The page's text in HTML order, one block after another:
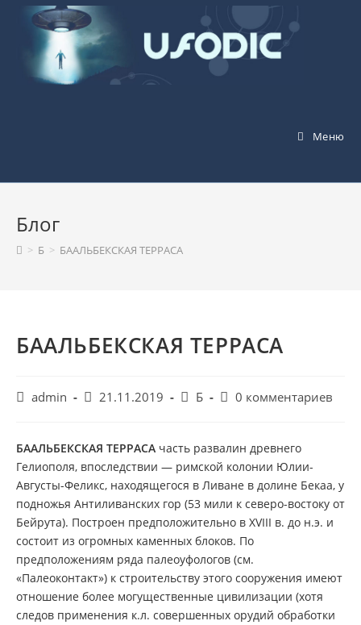
Перейти
содержимому
Меню
Блог
> Б > БААЛЬБЕКСКАЯ ТЕРРАСА
БААЛЬБЕКСКАЯ ТЕРРАСА
Авторadmin
Запись
21.11.2019
Рубрика
Б
Комментарии
0 комментариев
БААЛЬБЕКСКАЯ ТЕРРАСА часть развалин древнего
Гелиополя, впоследствии — римской колонии Юлии-
Августы-Феликс, находящегося в Ливане в долине Бекаа, у
подножья Антиливанских гор (53 мили к северо-востоку от
Бейрута). Построен предположительно в ХVIII в. до н.э. и
состоит из огромных каменных блоков. По
предположениям ряда палеоуфологов (см.
«Палеоконтакт») к строительству этого сооружения имеют
отношение более могущественные цивилизации (хотя
следов применения к.л. совершенных орудий обработки